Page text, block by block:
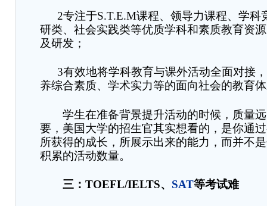
2专注于S.T.E.M课程、领导力课程、学科
研类、社会实践类等优质学科和素质教育资
及研发；
3有效地将学科教育与课外活动全面对接
养综合素质、学术实力等的面向社会的教育
学生在准备背景提升活动的时候，质量远
要 ， 美国大学的招生官其实想看的，是你通
所获得的成长，所展示出来的能力，而并不
积累的活动数量。
三： TOEFL/IELTS、 SAT等考试难